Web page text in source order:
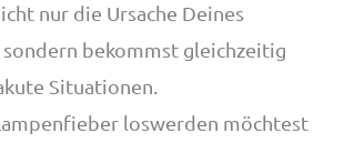
nur die Ursache Deines
bekommst gleichzeitig
Situationen.
loswerden möchtest